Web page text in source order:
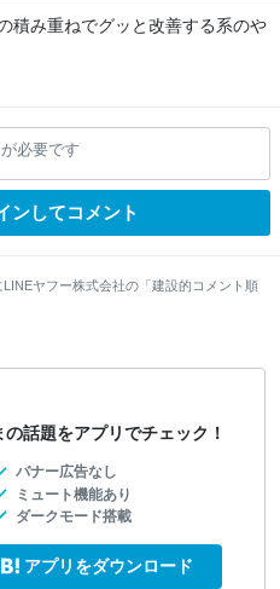
積み重ねでグッと改善する系のや
必要です
ンしてコメント
ヤフー株式会社の「建設的コメント順
の話題をアプリでチェック！
バナー広告なし
ミュート機能あり
ダークモード搭載
アプリをダウンロード